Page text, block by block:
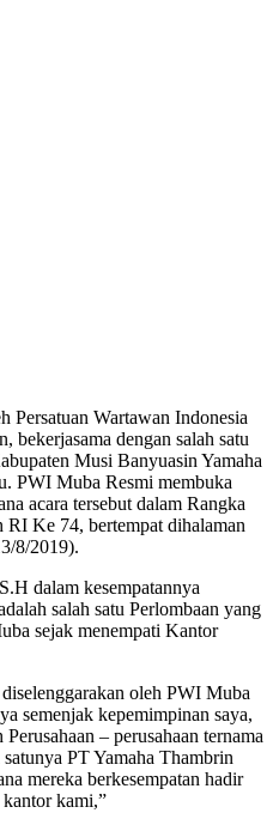
Persatuan Wartawan Indonesia
dengan salah satu
Musi Banyuasin Yamaha
PWI Muba Resmi membuka
acara tersebut dalam Rangka
Ke 74, bertempat dihalaman
8/2019).
dalam kesempatannya
salah satu Perlombaan yang
sejak menempati Kantor
oleh PWI Muba
semenjak kepemimpinan saya,
– perusahaan ternama
PT Yamaha Thambrin
mereka berkesempatan hadir
kami,”